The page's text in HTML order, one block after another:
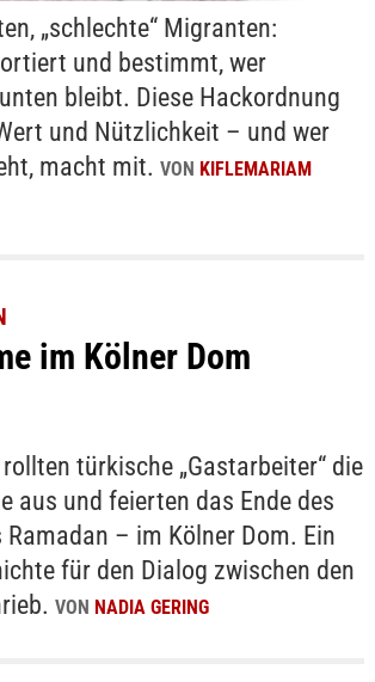
„schlechte“ Migranten:
und bestimmt, wer
bleibt. Diese Hackordnung
und Nützlichkeit – und wer
macht mit. VON KIFLEMARIAM
im Kölner Dom
türkische „Gastarbeiter“ die
aus und feierten das Ende des
– im Kölner Dom. Ein
für den Dialog zwischen den
VON NADIA GERING